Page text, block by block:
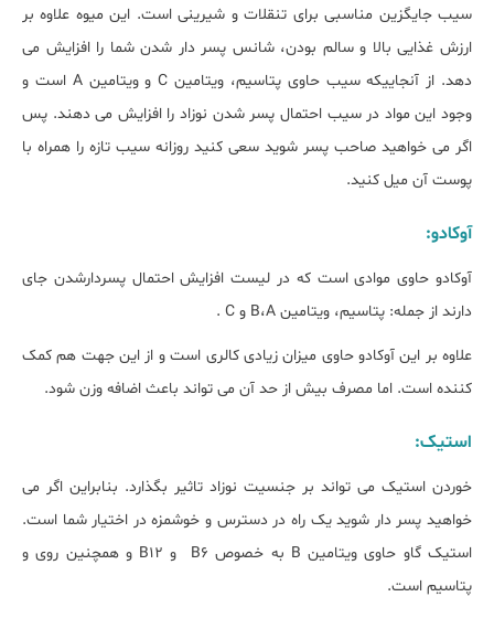
سیب جایگزین مناسبی برای تنقلات و شیرینی است. این میوه علاوه بر
ارزش غذایی بالا و سالم بودن، شانس پسر دار شدن شما را افزایش می
دهد. از آنجاییکه سیب حاوی پتاسیم، ویتامین C و ویتامین A است و
وجود این مواد در سیب احتمال پسر شدن نوزاد را افزایش می دهند. پس
اگر می خواهید صاحب پسر شوید سعی کنید روزانه سیب تازه را همراه با
پوست آن میل کنید.
آوکادو:
آوکادو حاوی موادی است که در لیست افزایش احتمال پسردارشدن جای
دارند از جمله: پتاسیم، ویتامین B،A و C .
علاوه بر این آوکادو حاوی میزان زیادی کالری است و از این جهت هم کمک
کننده است. اما مصرف بیش از حد آن می تواند باعث اضافه وزن شود.
استیک:
خوردن استیک می تواند بر جنسیت نوزاد تاثیر بگذارد. بنابراین اگر می
خواهید پسر دار شوید یک راه در دسترس و خوشمزه در اختیار شما است.
استیک گاو حاوی ویتامین B به خصوص B6 و B12 و همچنین روی و
پتاسیم است.